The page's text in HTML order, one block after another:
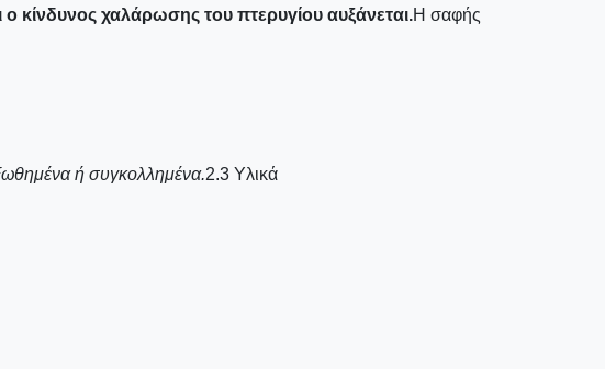
κίνδυνος χαλάρωσης του πτερυγίου αυξάνεται.Η σαφής
ή συγκολλημένα.2.3 Υλικά